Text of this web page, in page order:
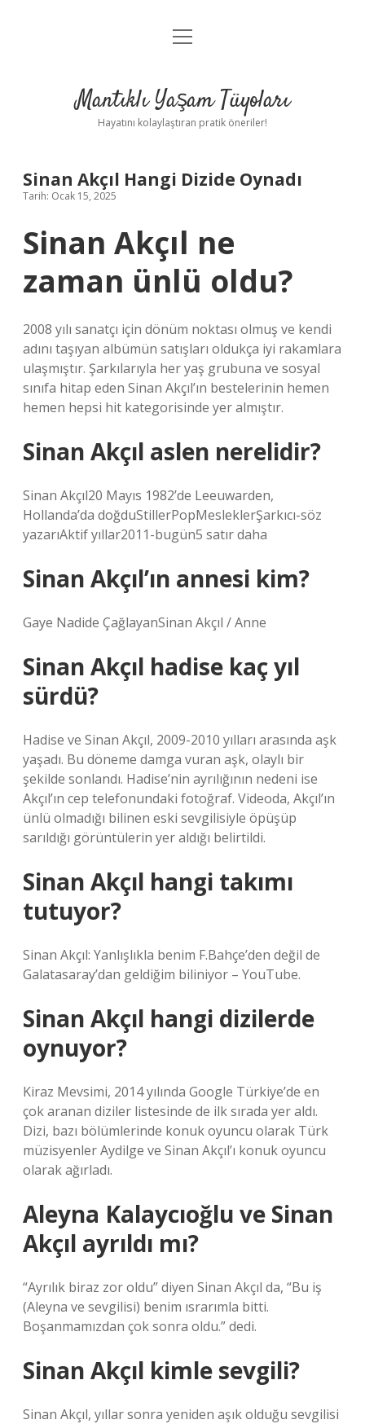
Anasayfa
Yasal Uyarı
menüyü
Mantıklı Yaşam Tüyoları
Hayatını kolaylaştıran pratik öneriler!
Sinan Akçıl Hangi Dizide Oynadı
Tarih: Ocak 15, 2025
Sinan Akçıl ne
zaman ünlü oldu?
2008 yılı sanatçı için dönüm noktası olmuş ve kendi
adını taşıyan albümün satışları oldukça iyi rakamlara
ulaşmıştır. Şarkılarıyla her yaş grubuna ve sosyal
sınıfa hitap eden Sinan Akçıl’ın bestelerinin hemen
hemen hepsi hit kategorisinde yer almıştır.
Sinan Akçıl aslen nerelidir?
Sinan Akçıl20 Mayıs 1982’de Leeuwarden,
Hollanda’da doğduStillerPopMesleklerŞarkıcı-söz
yazarıAktif yıllar2011-bugün5 satır daha
Sinan Akçıl’ın annesi kim?
Gaye Nadide ÇağlayanSinan Akçıl / Anne
Sinan Akçıl hadise kaç yıl
sürdü?
Hadise ve Sinan Akçıl, 2009-2010 yılları arasında aşk
yaşadı. Bu döneme damga vuran aşk, olaylı bir
şekilde sonlandı. Hadise’nin ayrılığının nedeni ise
Akçıl’ın cep telefonundaki fotoğraf. Videoda, Akçıl’ın
ünlü olmadığı bilinen eski sevgilisiyle öpüşüp
sarıldığı görüntülerin yer aldığı belirtildi.
Sinan Akçıl hangi takımı
tutuyor?
Sinan Akçıl: Yanlışlıkla benim F.Bahçe’den değil de
Galatasaray’dan geldiğim biliniyor – YouTube.
Sinan Akçıl hangi dizilerde
oynuyor?
Kiraz Mevsimi, 2014 yılında Google Türkiye’de en
çok aranan diziler listesinde de ilk sırada yer aldı.
Dizi, bazı bölümlerinde konuk oyuncu olarak Türk
müzisyenler Aydilge ve Sinan Akçıl’ı konuk oyuncu
olarak ağırladı.
Aleyna Kalaycıoğlu ve Sinan
Akçıl ayrıldı mı?
“Ayrılık biraz zor oldu” diyen Sinan Akçıl da, “Bu iş
(Aleyna ve sevgilisi) benim ısrarımla bitti.
Boşanmamızdan çok sonra oldu.” dedi.
Sinan Akçıl kimle sevgili?
Sinan Akçıl, yıllar sonra yeniden aşık olduğu sevgilisi